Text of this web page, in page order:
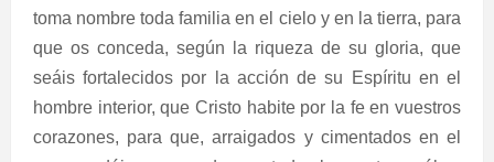
toma nombre toda familia en el cielo y en la tierra, para
que os conceda, según la riqueza de su gloria, que
seáis fortalecidos por la acción de su Espíritu en el
hombre interior, que Cristo habite por la fe en vuestros
corazones, para que, arraigados y cimentados en el